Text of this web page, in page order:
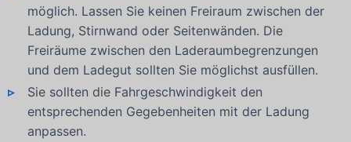
möglich. Lassen Sie keinen Freiraum zwischen der
Ladung, Stirnwand oder Seitenwänden. Die
Freiräume zwischen den Laderaumbegrenzungen
und dem Ladegut sollten Sie möglichst ausfüllen.
Sie sollten die Fahrgeschwindigkeit den
entsprechenden Gegebenheiten mit der Ladung
anpassen.